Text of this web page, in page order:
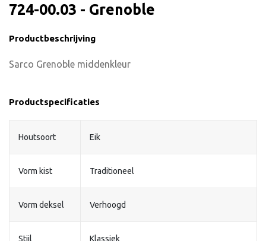
724-00.03 - Grenoble
Productbeschrijving
Sarco Grenoble middenkleur
Productspecificaties
Houtsoort Eik
Vorm kist Traditioneel
Vorm deksel Verhoogd
Stijl Klassiek